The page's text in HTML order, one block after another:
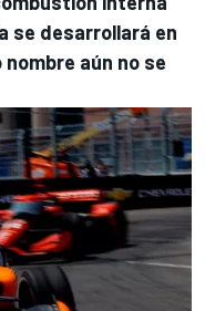
se desarrollará en
aún no se